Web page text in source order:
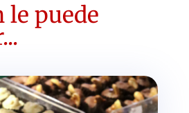
le puede